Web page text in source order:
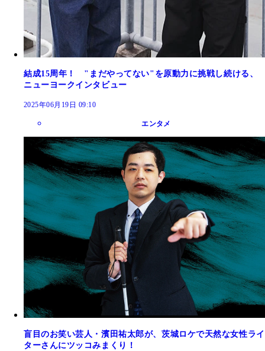
結成15周年！ "まだやってない"を原動力に挑戦し続ける、
ニューヨークインタビュー
2025年06月19日 09:10
エンタメ
盲目のお笑い芸人・濱田祐太郎が、茨城ロケで天然な女性ライ
ターさんにツッコみまくり！